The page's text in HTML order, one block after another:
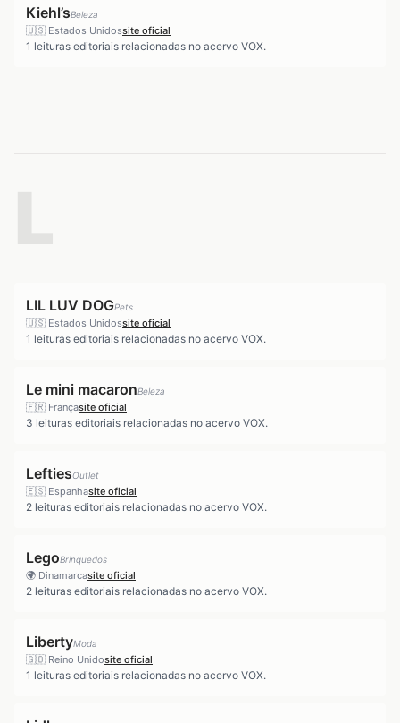
Kiehl’sBeleza
🇺🇸 Estados Unidossite oficial
1 leituras editoriais relacionadas no acervo VOX.
LIL LUV DOGPets
🇺🇸 Estados Unidossite oficial
1 leituras editoriais relacionadas no acervo VOX.
Le mini macaronBeleza
🇫🇷 Françasite oficial
3 leituras editoriais relacionadas no acervo VOX.
LeftiesOutlet
🇪🇸 Espanhasite oficial
2 leituras editoriais relacionadas no acervo VOX.
LegoBrinquedos
🌍 Dinamarcasite oficial
2 leituras editoriais relacionadas no acervo VOX.
LibertyModa
🇬🇧 Reino Unidosite oficial
1 leituras editoriais relacionadas no acervo VOX.